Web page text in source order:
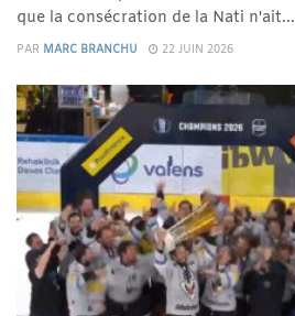
que la consécration de la Nati n'ait...
PAR MARC BRANCHU 22 JUIN 2026